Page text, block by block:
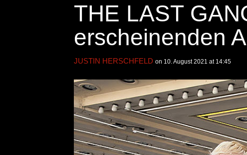
THE LAST
erscheinenden
JUSTIN HERSCHFELD on 10. August 2021 at 14:45